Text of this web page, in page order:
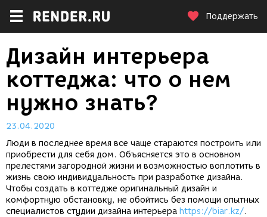
Поддержать
Дизайн интерьера
коттеджа: что о нем
нужно знать?
23.04.2020
Люди в последнее время все чаще стараются построить или
приобрести для себя дом. Объясняется это в основном
прелестями загородной жизни и возможностью воплотить в
жизнь свою индивидуальность при разработке дизайна.
Чтобы создать в коттедже оригинальный дизайн и
комфортную обстановку, не обойтись без помощи опытных
специалистов студии дизайна интерьера https://biar.kz/.